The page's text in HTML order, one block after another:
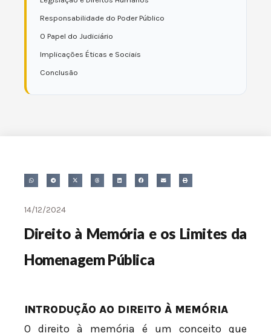
Responsabilidade do Poder Público
O Papel do Judiciário
Implicações Éticas e Sociais
Conclusão
14/12/2024
Direito à Memória e os Limites da
Homenagem Pública
INTRODUÇÃO AO DIREITO À MEMÓRIA
O direito à memória é um conceito que